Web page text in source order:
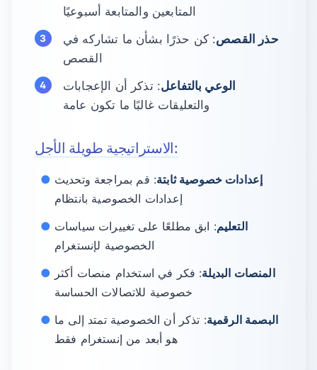
المتابعين والمتابعة أسبوعيًا
حذر القصص: كن حذرًا بشأن ما تشاركه في
القصص
الوعي بالتفاعل: تذكر أن الإعجابات
والتعليقات غالبًا ما تكون عامة
الاستراتيجية طويلة الأجل:
إعدادات خصوصية ثابتة: قم بمراجعة وتحديث
إعدادات الخصوصية بانتظام
التعليم: ابق مطلعًا على تغييرات سياسات
الخصوصية لإنستغرام
المنصات البديلة: فكر في استخدام منصات أكثر
خصوصية للاتصالات الحساسة
البصمة الرقمية: تذكر أن الخصوصية تمتد إلى ما
هو أبعد من إنستغرام فقط